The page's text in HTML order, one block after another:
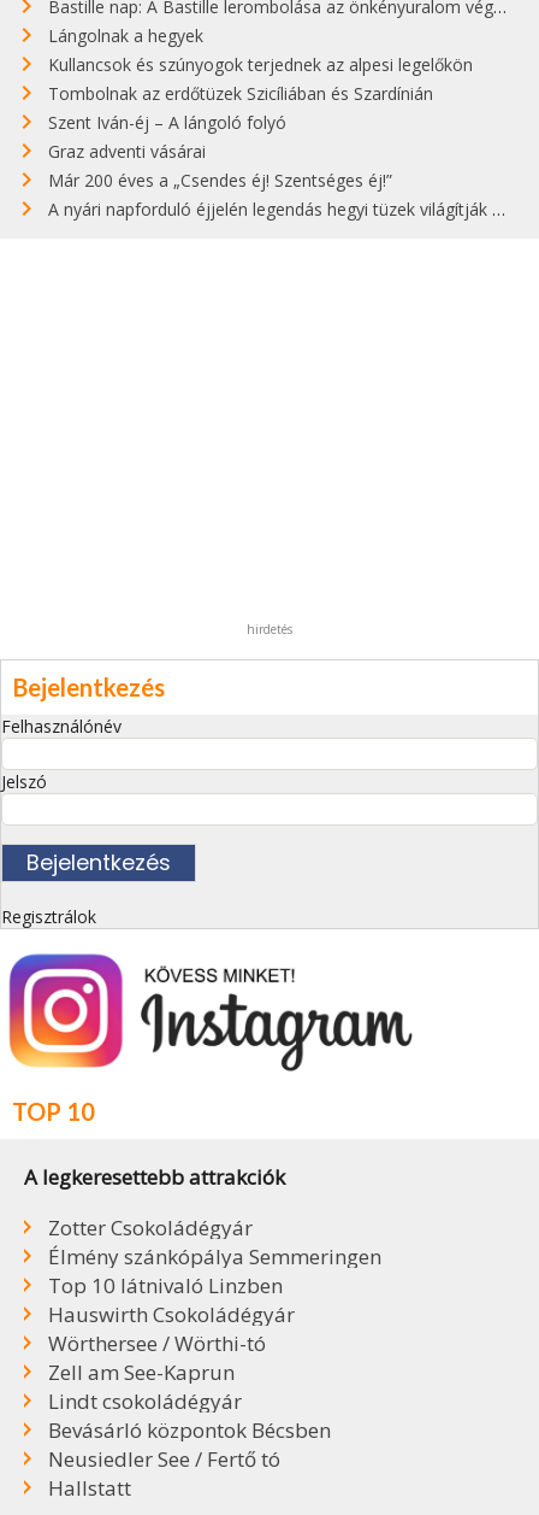
Bastille nap: A Bastille lerombolása az önkényuralom végét jelentette
Lángolnak a hegyek
Kullancsok és szúnyogok terjednek az alpesi legelőkön
Tombolnak az erdőtüzek Szicíliában és Szardínián
Szent Iván-éj – A lángoló folyó
Graz adventi vásárai
Már 200 éves a „Csendes éj! Szentséges éj!”
A nyári napforduló éjjelén legendás hegyi tüzek világítják meg Zugspitzét
hirdetés
Bejelentkezés
Felhasználónév
Jelszó
Regisztrálok
TOP 10
A legkeresettebb attrakciók
Zotter Csokoládégyár
Élmény szánkópálya Semmeringen
Top 10 látnivaló Linzben
Hauswirth Csokoládégyár
Wörthersee / Wörthi-tó
Zell am See-Kaprun
Lindt csokoládégyár
Bevásárló központok Bécsben
Neusiedler See / Fertő tó
Hallstatt